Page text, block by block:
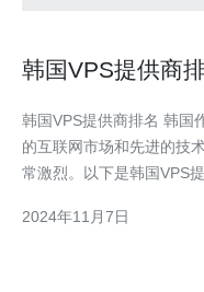
韩国VPS提供商
韩国VPS提供商排名 韩国
的互联网市场和先进的技
常激烈。以下是韩国VPS提供商的排名：
DigitalOcean 韩国：
2024年11月7日